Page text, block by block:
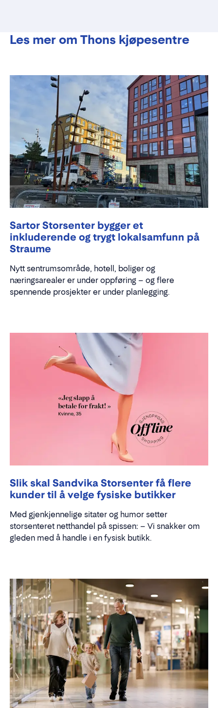
Les mer om Thons kjøpesentre
Sartor Storsenter bygger et
inkluderende og trygt lokalsamfunn på
Straume
Nytt sentrumsområde, hotell, boliger og
næringsarealer er under oppføring – og flere
spennende prosjekter er under planlegging.
Slik skal Sandvika Storsenter få flere
kunder til å velge fysiske butikker
Med gjenkjennelige sitater og humor setter
storsenteret netthandel på spissen: – Vi snakker om
gleden med å handle i en fysisk butikk.